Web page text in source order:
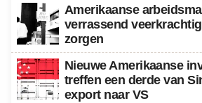
Amerikaanse
verrassend
zorgen
Nieuwe Amerikaanse
treffen een derde van
export naar VS